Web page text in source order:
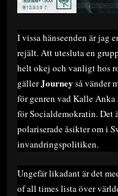
I vissa hänseenden är jag
rejält. Att utesluta en
helt okej och vanligt hos
gällerJourney så vänder
för genren vad Kalle
för Socialdemokratin. Det
polariserade åsikter om i
invandringspolitiken.
Ungefär likadant är det
of all times lista över